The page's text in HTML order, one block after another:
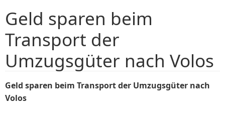
Geld sparen beim
Transport der
Umzugsgüter nach Volos
Geld sparen beim Transport der Umzugsgüter nach
Volos